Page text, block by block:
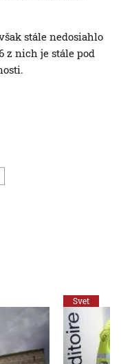
stále nedosiahlo
z nich je stále pod
Svet